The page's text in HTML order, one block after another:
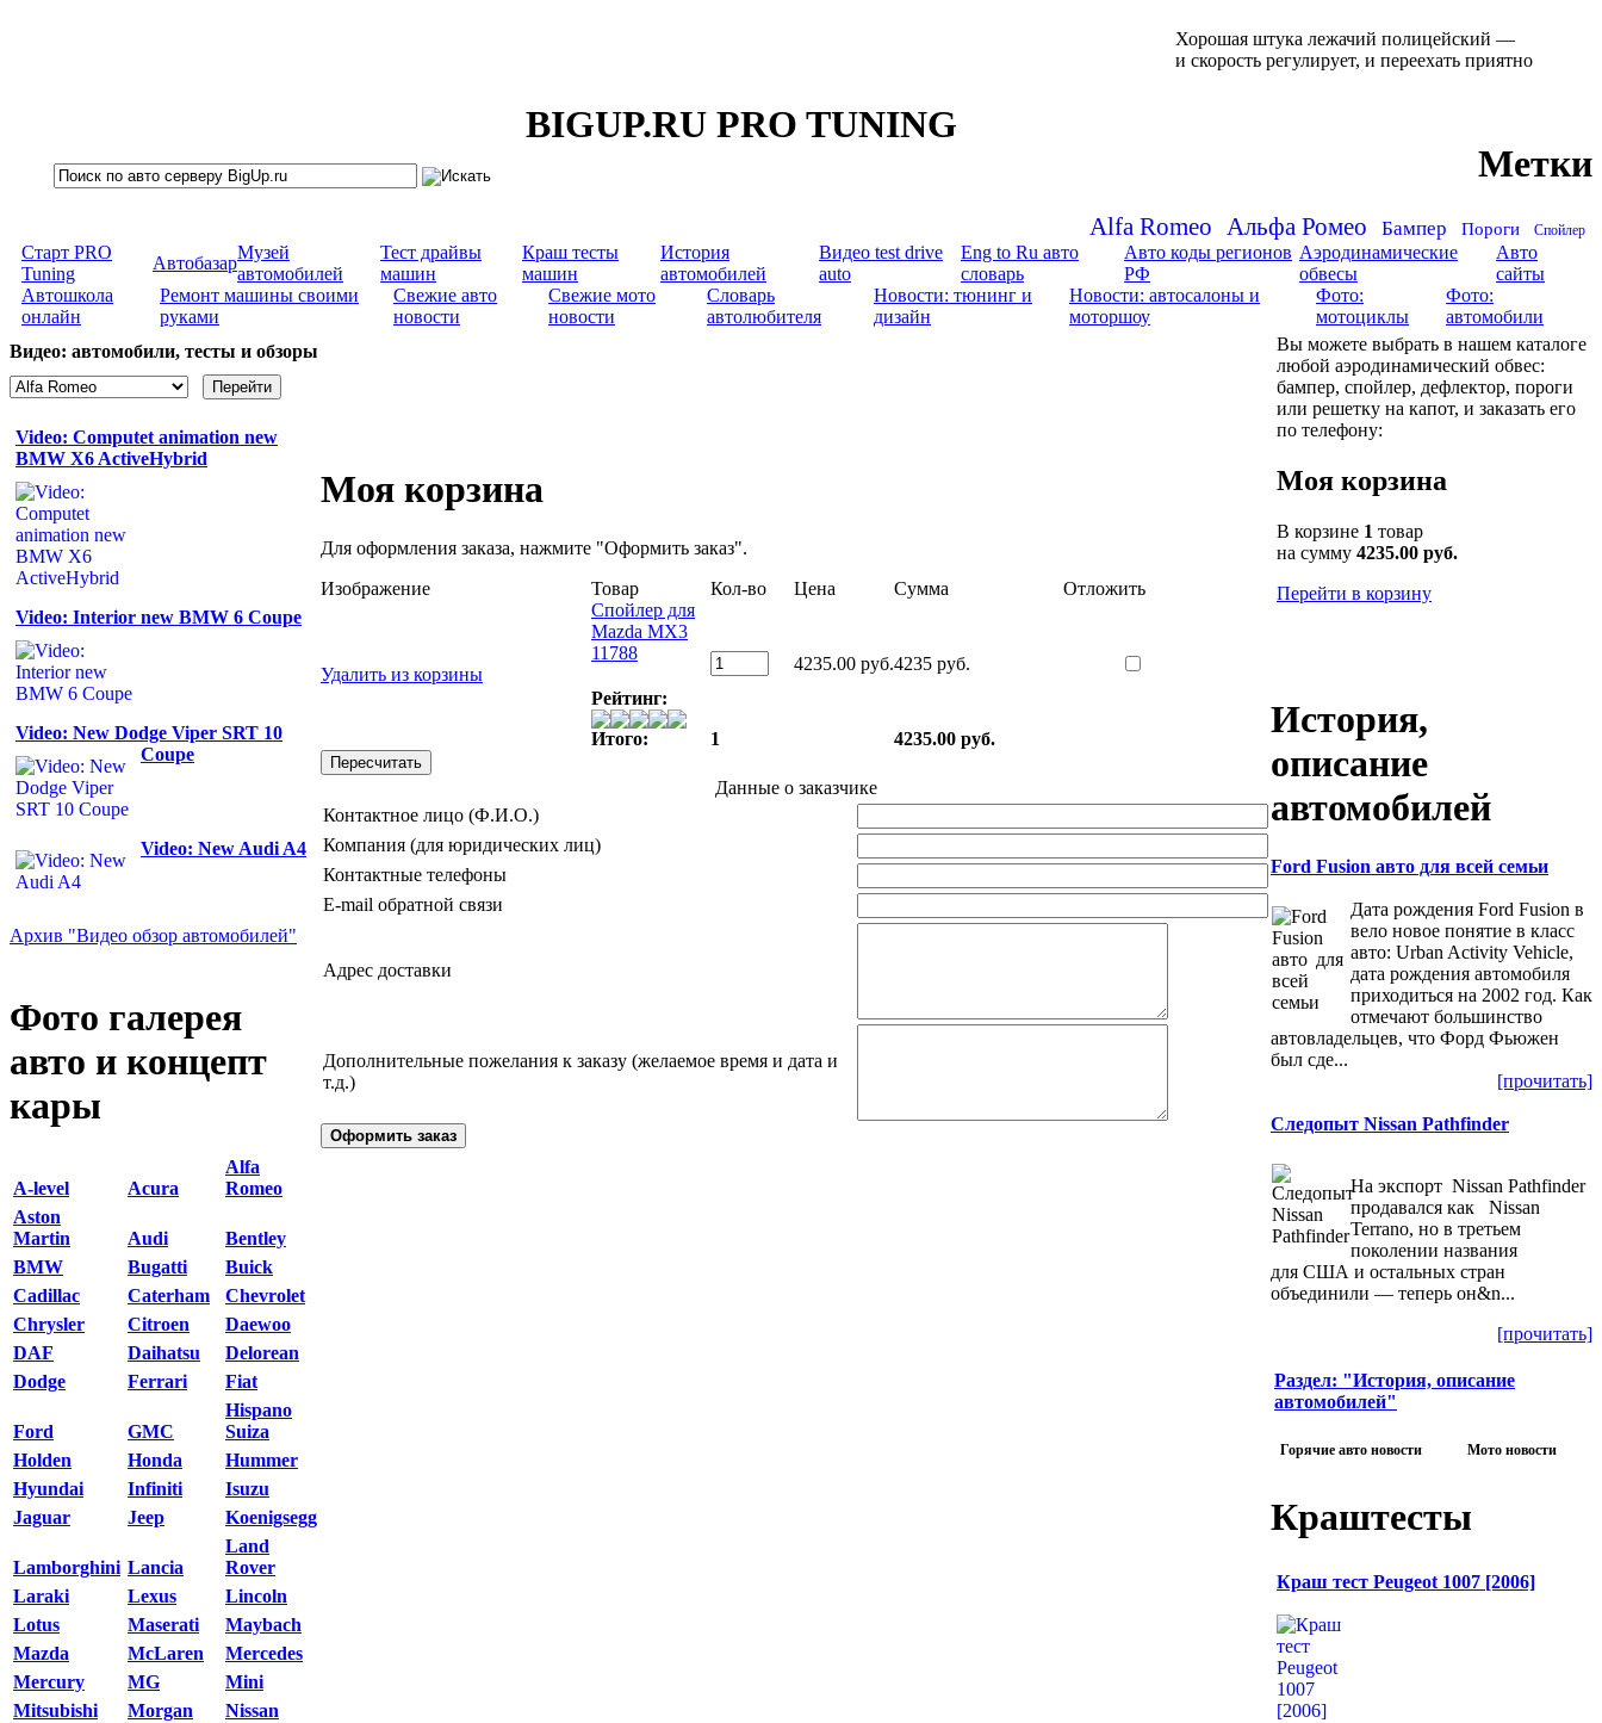
BIGUP.RU PRO TUNING
Хорошая штука лежачий полицейский —
и скорость регулирует, и переехать приятно
Метки
Alfa Romeo Альфа Ромео Бампер Пороги Спойлер
Старт PRO
Tuning
Автобазар
Музей
автомобилей
Тест драйвы
машин
Краш тесты
машин
История
автомобилей
Видео test drive
auto
Eng to Ru авто
словарь
Авто коды регионов
РФ
Аэродинамические
обвесы
Авто
сайты
Автошкола
онлайн
Ремонт машины своими
руками
Свежие авто
новости
Свежие мото
новости
Словарь
автолюбителя
Новости: тюнинг и
дизайн
Новости: автосалоны и
моторшоу
Фото:
мотоциклы
Фото:
автомобили
Видео: автомобили, тесты и обзоры
Video: Computet animation new
BMW X6 ActiveHybrid
Video: Interior new BMW 6 Coupe
Video: New Dodge Viper SRT 10
Coupe
Video: New Audi A4
Архив "Видео обзор автомобилей"
Фото галерея
авто и концепт
кары
A-level Acura
Alfa
Romeo
Aston
Martin
Audi
Bentley
BMW
Bugatti
Buick
Cadillac
Caterham
Chevrolet
Chrysler
Citroen
Daewoo
DAF
Daihatsu
Delorean
Dodge
Ferrari Fiat
Ford GMC
Hispano
Suiza
Holden
Honda
Hummer
Hyundai
Infiniti
Isuzu
Jaguar
Jeep Koenigsegg
Lamborghini Lancia
Land
Rover
Laraki
Lexus
Lincoln
Lotus
Maserati
Maybach
Mazda
McLaren
Mercedes
Mercury
MG
Mini
Mitsubishi
Morgan
Nissan
Моя корзина
Для оформления заказа, нажмите "Оформить заказ".
Изображение
Товар Кол-во Цена Сумма Отложить
Удалить из корзины
Спойлер для
Mazda MX3
11788
Рейтинг:
4235.00 руб.4235 руб.
Итого: 1 4235.00 руб.
Данные о заказчике
Контактное лицо (Ф.И.О.)
Компания (для юридических лиц)
Контактные телефоны
E-mail обратной связи
Адрес доставки
Дополнительные пожелания к заказу (желаемое время и дата и
т.д.)
Вы можете выбрать в нашем каталоге
любой аэродинамический обвес:
бампер, спойлер, дефлектор, пороги
или решетку на капот, и заказать его
по телефону:
Моя корзина
В корзине 1 товар
на сумму 4235.00 руб.
Перейти в корзину
История,
описание
автомобилей
Ford Fusion авто для всей семьи
Дата рождения Ford Fusion в
вело новое понятие в класс
авто: Urban Activity Vehicle,
дата рождения автомобиля
приходиться на 2002 год. Как
отмечают большинство
автовладельцев, что Форд Фьюжен
был сде...
[прочитать]
Следопыт Nissan Pathfinder
На экспорт Nissan Pathfinder
продавался как Nissan
Terrano, но в третьем
поколении названия
для США и остальных стран
объединили — теперь он&n...
[прочитать]
Раздел: "История, описание
автомобилей"
Горячие авто новости Мото новости
Краштесты
Краш тест Peugeot 1007 [2006]